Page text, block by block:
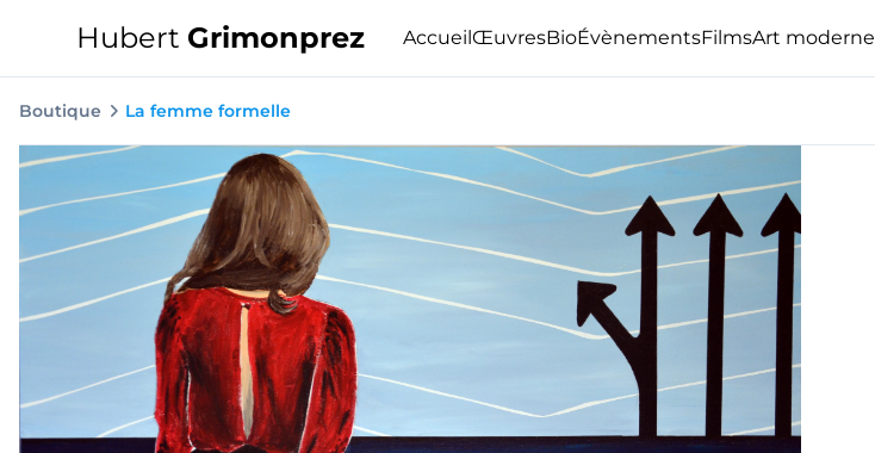
Hubert Grimonprez AccueilŒuvresBioÉvènementsFilmsArt moderne
Boutique La femme formelle